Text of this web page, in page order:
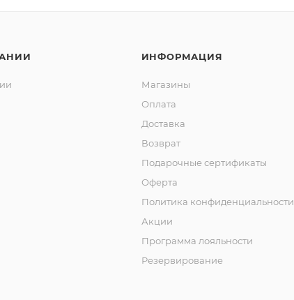
ИНФОРМАЦИЯ
Магазины
Оплата
Доставка
Возврат
Подарочные сертификаты
Оферта
Политика конфиденциальности
Акции
Программа лояльности
Резервирование